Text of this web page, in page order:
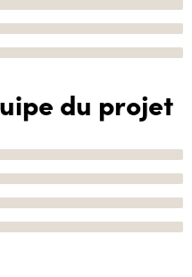
du projet